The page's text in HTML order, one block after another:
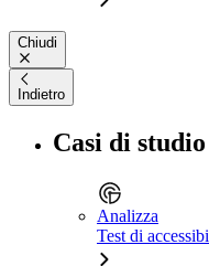
Chiudi
Indietro
Casi di studio
Analizza
Test di